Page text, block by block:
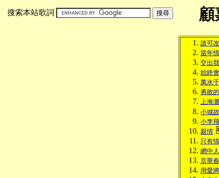
搜索本站歌詞
誰可
當年情
交出
始終
萬水
勇敢
上海灘
小城
小李
親情
只有
網中人
京華
用愛